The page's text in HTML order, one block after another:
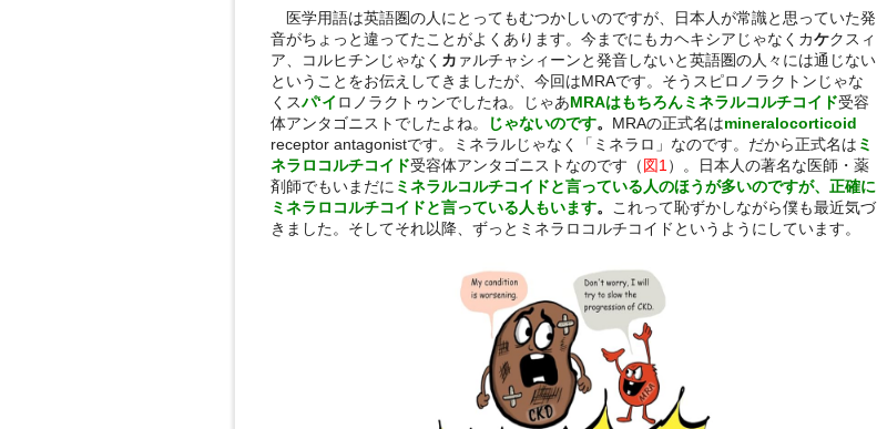
医学用語は英語圏の人にとってもむつかしいのですが、日本人が常識と思っていた発
音がちょっと違ってたことがよくあります。今までにもカヘキシアじゃなくカケクスィ
ア、コルヒチンじゃなく カ ァルチャシィーンと発音しないと英語圏の人々には通じない
ということをお伝えしてきましたが、今回はMRAです。そうスピロノラクトンじゃな
くスパ‘イロノラクトゥンでしたね。じゃあMRAはもちろんミネラルコルチコイド受容
体アンタゴニストでしたよね。
じゃないのです。 MRAの正式名はmineralocorticoid
receptor antagonistです。ミネラルじゃなく「ミネラロ」なのです。だから正式名は ミ
ネラロコルチコイド受容体アンタゴニストなのです（図1 ）。日本人の著名な医師・薬
剤師でもいまだに ミネラルコルチコイドと言っている人のほうが多いのですが、正確に
ミネラロコルチコイドと言っている人もいます。
これって恥ずかしながら僕も最近気づ
きました。そしてそれ以降、ずっとミネラロコルチコイドというようにしています。